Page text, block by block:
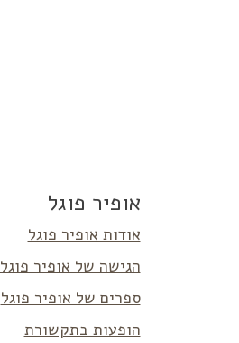
אופיר פוגל
אודות אופיר פוגל
הגישה של אופיר פוגל
ספרים של אופיר פוגל
הופעות בתקשורת